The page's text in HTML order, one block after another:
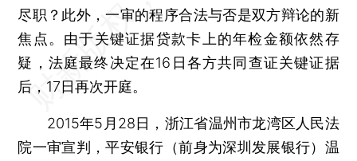
尽职？此外，一审的程序合法与否是双方辩论的新
焦点。由于关键证据贷款卡上的年检金额依然存
疑，法庭最终决定在16日各方共同查证关键证据
后，17日再次开庭。
2015年5月28日，浙江省温州市龙湾区人民法
院一审宣判，平安银行（前身为深圳发展银行）温